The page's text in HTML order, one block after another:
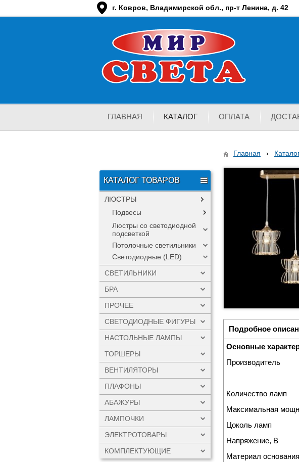
г. Ковров, Владимирской обл., пр-т Ленина, д. 42
ГЛАВНАЯ КАТАЛОГ ОПЛАТА
КАТАЛОГ ТОВАРОВ
ЛЮСТРЫ
Подвесы
Люстры со светодиодной
подсветкой
Потолочные светильники
Светодиодные (LED)
СВЕТИЛЬНИКИ
БРА
ПРОЧЕЕ
СВЕТОДИОДНЫЕ ФИГУРЫ
НАСТОЛЬНЫЕ ЛАМПЫ
ТОРШЕРЫ
ВЕНТИЛЯТОРЫ
ПЛАФОНЫ
АБАЖУРЫ
ЛАМПОЧКИ
ЭЛЕКТРОТОВАРЫ
КОМПЛЕКТУЮЩИЕ
Главная ›
Подробное
Основные
Производитель
Количество ламп
Максимальная
Цоколь ламп
Напряжение, В
Материал основания